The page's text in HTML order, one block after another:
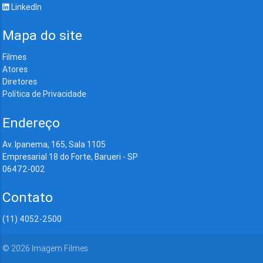
LinkedIn
Mapa do site
Filmes
Atores
Diretores
Política de Privacidade
Endereço
Av. Ipanema, 165, Sala 1105
Empresarial 18 do Forte, Barueri - SP
06472-002
Contato
(11) 4052-2500
© 2026 Imagem Filmes